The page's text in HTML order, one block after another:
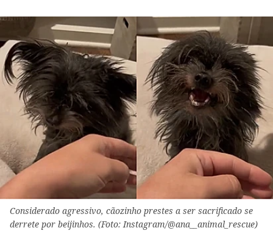
Considerado agressivo, cãozinho prestes a ser sacrificado se
derrete por beijinhos. (Foto: Instagram/@ana__animal_rescue)